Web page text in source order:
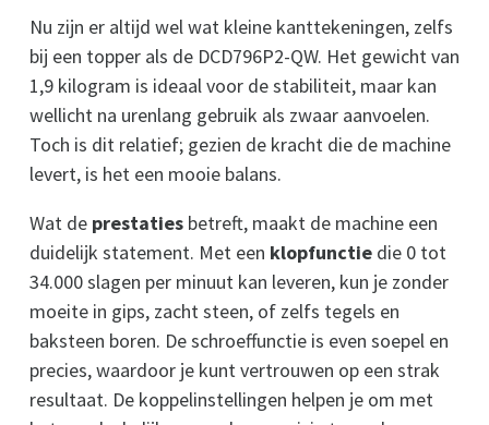
Nu zijn er altijd wel wat kleine kanttekeningen, zelfs
bij een topper als de DCD796P2-QW. Het gewicht van
1,9 kilogram is ideaal voor de stabiliteit, maar kan
wellicht na urenlang gebruik als zwaar aanvoelen.
Toch is dit relatief; gezien de kracht die de machine
levert, is het een mooie balans.
Wat de prestaties betreft, maakt de machine een
duidelijk statement. Met een klopfunctie die 0 tot
34.000 slagen per minuut kan leveren, kun je zonder
moeite in gips, zacht steen, of zelfs tegels en
baksteen boren. De schroeffunctie is even soepel en
precies, waardoor je kunt vertrouwen op een strak
resultaat. De koppelinstellingen helpen je om met